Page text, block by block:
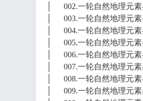
│ 002.一轮自然地理元素
│ 003.一轮自然地理元素
│ 004.一轮自然地理元素
│ 005.一轮自然地理元素
│ 006.一轮自然地理元素
│ 007.一轮自然地理元素
│ 008.一轮自然地理元素
│ 009.一轮自然地理元素